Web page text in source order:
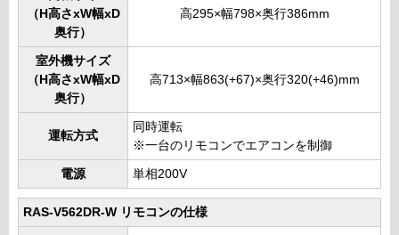
（H高さxW幅xD
奥行）
高295×幅798×奥行386mm
室外機サイズ
（H高さxW幅xD
奥行）
高713×幅863(+67)×奥行320(+46)mm
運転方式
同時運転
※一台のリモコンでエアコンを制御
電源 単相200V
RAS-V562DR-W リモコンの仕様